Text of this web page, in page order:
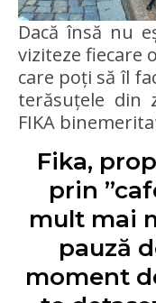
Dacă însă nu
viziteze fiecare
care poți să îl
terăsuțele din
FIKA
Fika,
prin
mult mai
pauză
moment